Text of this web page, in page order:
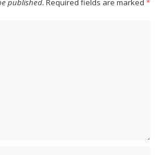
published. Required fields are marked *